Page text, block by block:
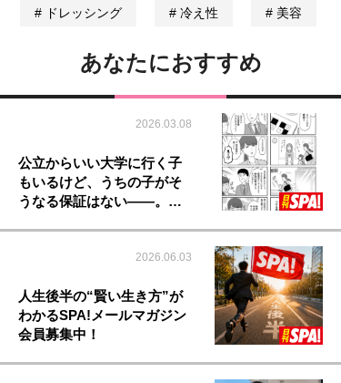
ドレッシング 冷え性 美容
あなたにおすすめ
2026.03.08
公立からいい大学に行く子
もいるけど、うちの子がそ
うなる保証はない――。…
2026.06.03
人生後半の“賢い生き方”が
わかるSPA!メールマガジン
会員募集中！